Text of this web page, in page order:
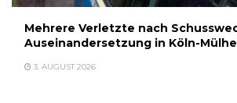
Mehrere Verletzte nach
Auseinandersetzung in Köln-
3. AUGUST 2026